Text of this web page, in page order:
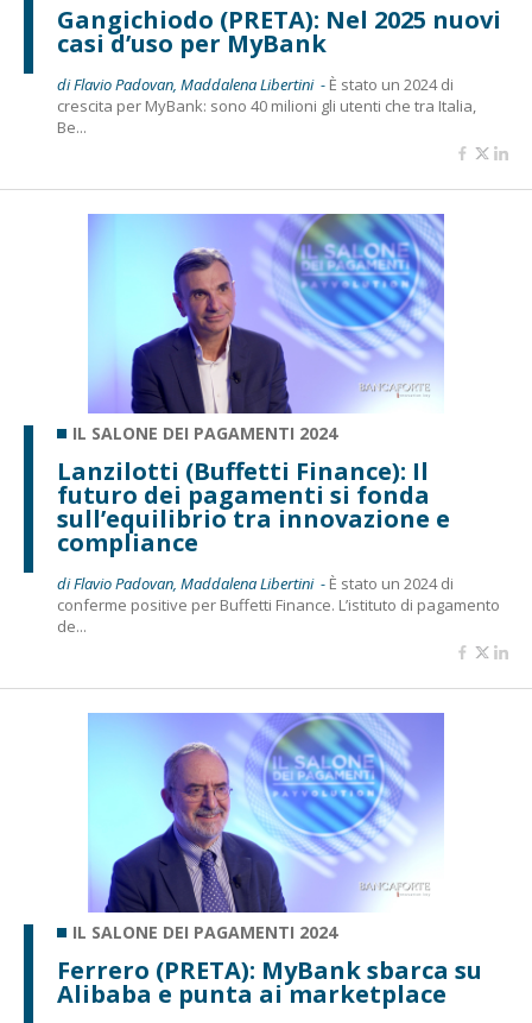
Gangichiodo (PRETA): Nel 2025 nuovi
casi d’uso per MyBank
di Flavio Padovan, Maddalena Libertini - È stato un 2024 di
crescita per MyBank: sono 40 milioni gli utenti che tra Italia,
Be...
IL SALONE DEI PAGAMENTI 2024
Lanzilotti (Buffetti Finance): Il
futuro dei pagamenti si fonda
sull’equilibrio tra innovazione e
compliance
di Flavio Padovan, Maddalena Libertini - È stato un 2024 di
conferme positive per Buffetti Finance. L’istituto di pagamento
de...
IL SALONE DEI PAGAMENTI 2024
Ferrero (PRETA): MyBank sbarca su
Alibaba e punta ai marketplace